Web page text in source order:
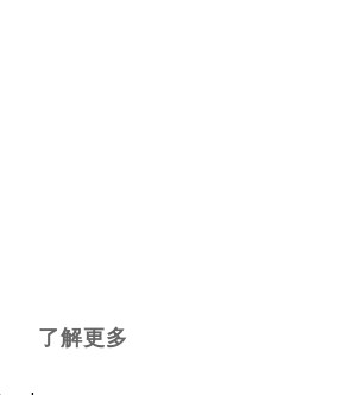
了解更多